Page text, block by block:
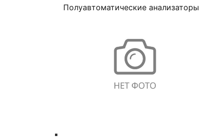
Полуавтоматические анализаторы